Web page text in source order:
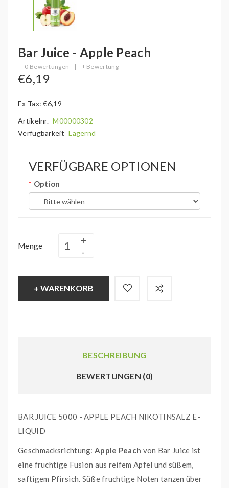
Bar Juice - Apple Peach
0 Bewertungen | + Bewertung
€6,19
Ex Tax: €6,19
Artikelnr. M00000302
Verfügbarkeit Lagernd
VERFÜGBARE OPTIONEN
Option
Menge
+ WARENKORB
BESCHREIBUNG
BEWERTUNGEN (0)
BAR JUICE 5000 - APPLE PEACH NIKOTINSALZ E-
LIQUID
Geschmacksrichtung: Apple Peach von Bar Juice ist
eine fruchtige Fusion aus reifem Apfel und süßem,
saftigem Pfirsich. Süße fruchtige Noten tanzen über